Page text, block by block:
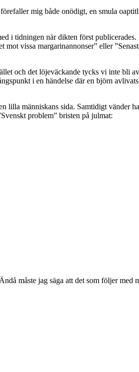
mig både onödigt, en smula
i tidningen när dikten först
vissa margarinannonser” eller
och det löjeväckande tycks vi inte bli
i en händelse där en björn
lilla människans sida. Samtidigt vänder
problem” bristen på julmat:
måste jag säga att det som följer med